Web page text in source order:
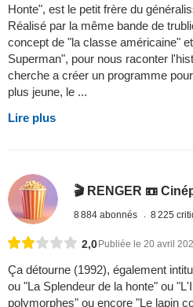
Honte", est le petit frère du
Réalisé par la même bande de
concept de "la classe américaine"
Superman", pour nous raconter
cherche a créer un programme
plus jeune, le ...
Lire plus
🎬 RENGER 📼
8 884 abonnés 8 225
2,0Publiée le 20 avril
Ça détourne (1992), également
ou "La Splendeur de la honte" ou
polymorphes" ou encore "Le lapin